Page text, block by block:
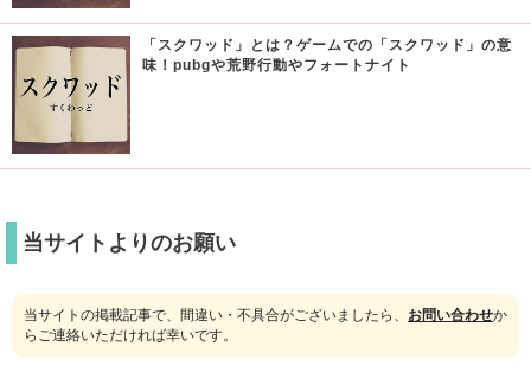
「スクワッド」とは？ゲームでの「スクワッド」の意
味！pubgや荒野行動やフォートナイト
当サイトよりのお願い
当サイトの掲載記事で、間違い・不具合がございましたら、 お問い合わせか
らご連絡いただければ幸いです。